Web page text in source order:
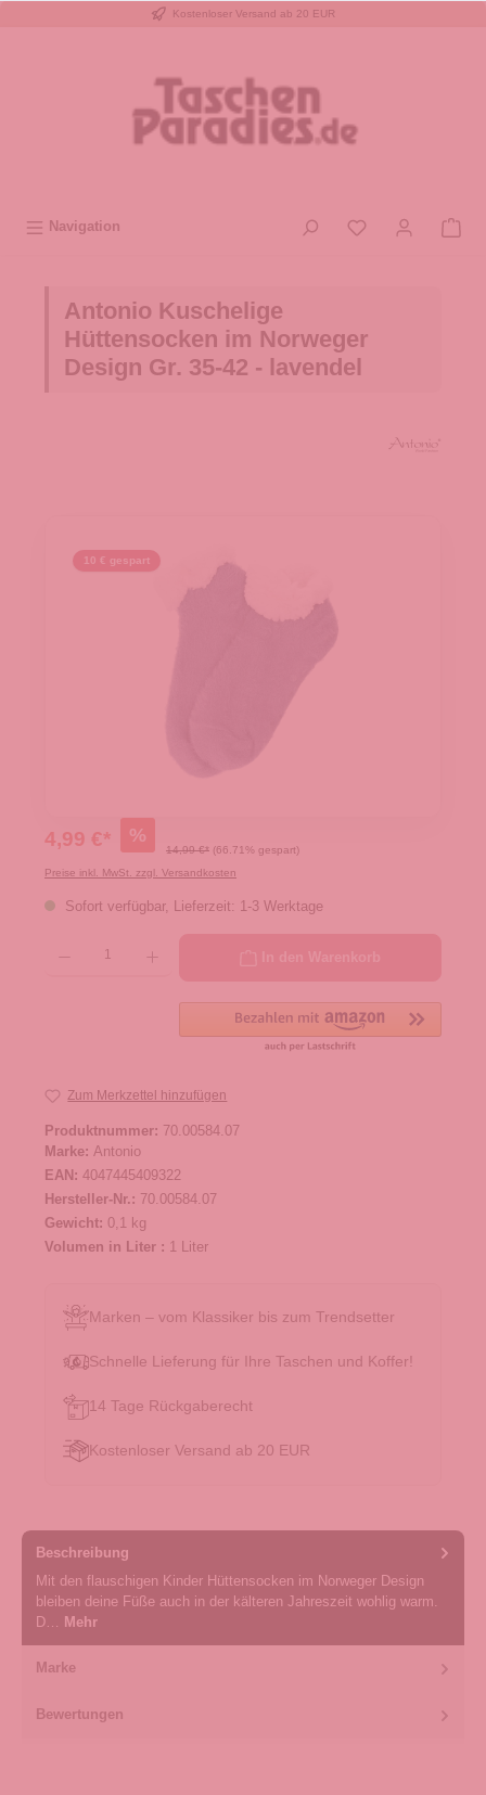
Kostenloser Versand ab 20 EUR
Navigation
Antonio Kuschelige
Hüttensocken im Norweger
Design Gr. 35-42 - lavendel
10 € gespart
4,99 €* %
14,99 €* (66.71% gespart)
Preise inkl. MwSt. zzgl. Versandkosten
Sofort verfügbar, Lieferzeit: 1-3 Werktage
Zum Merkzettel hinzufügen
Produktnummer: 70.00584.07
Marke: Antonio
EAN: 4047445409322
Hersteller-Nr.: 70.00584.07
Gewicht: 0,1 kg
Volumen in Liter : 1 Liter
Marken – vom Klassiker bis zum Trendsetter
Schnelle Lieferung für Ihre Taschen und Koffer!
14 Tage Rückgaberecht
Kostenloser Versand ab 20 EUR
Beschreibung
Mit den flauschigen Kinder Hüttensocken im Norweger Design
bleiben deine Füße auch in der kälteren Jahreszeit wohlig warm.
D… Mehr
Marke
Bewertungen